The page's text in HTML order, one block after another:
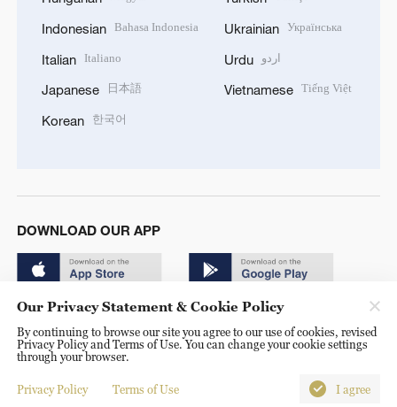
Indonesian Bahasa Indonesia
Italian Italiano
Japanese 日本語
Korean 한국어
Ukrainian Українська
Urdu اردو
Vietnamese Tiếng Việt
DOWNLOAD OUR APP
© China Radio International.CRI. All Rights Reserved. 16A
Shijingshan Road, Beijing, China. 100040
Our Privacy Statement & Cookie Policy
By continuing to browse our site you agree to our use of cookies, revised
Privacy Policy and Terms of Use. You can change your cookie settings
through your browser.
Privacy Policy Terms of Use I agree